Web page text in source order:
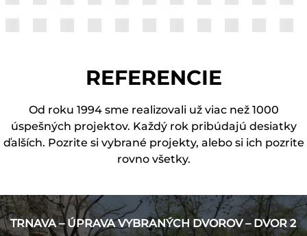
REFERENCIE
Od roku 1994 sme realizovali už viac než 1000
úspešných projektov. Každý rok pribúdajú desiatky
ďalších. Pozrite si vybrané projekty, alebo si ich pozrite
rovno všetky.
TRNAVA – ÚPRAVA VYBRANÝCH DVOROV – DVOR 2